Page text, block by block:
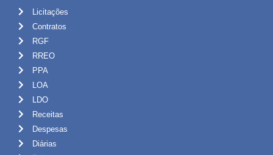
Licitações
Contratos
RGF
RREO
PPA
LOA
LDO
Receitas
Despesas
Diárias